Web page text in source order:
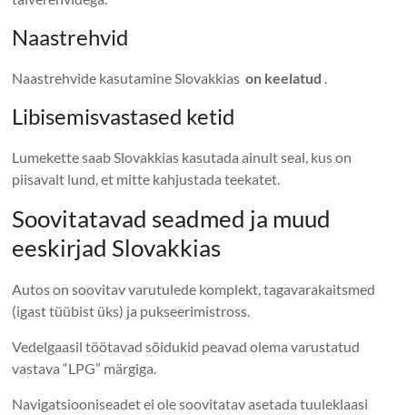
Naastrehvid
Naastrehvide kasutamine Slovakkiason keelatud
Libisemisvastased ketid
Lumekette saab Slovakkias kasutada ainult seal, kus on
piisavalt lund, et mitte kahjustada teekatet.
Soovitatavad seadmed ja muud
eeskirjad Slovakkias
Autos on soovitav varutulede komplekt, tagavarakaitsmed
(igast tüübist üks) ja pukseerimistross.
Vedelgaasil töötavad sõidukid peavad olema varustatud
vastava “LPG” märgiga.
Navigatsiooniseadet ei ole soovitatav asetada tuuleklaasi